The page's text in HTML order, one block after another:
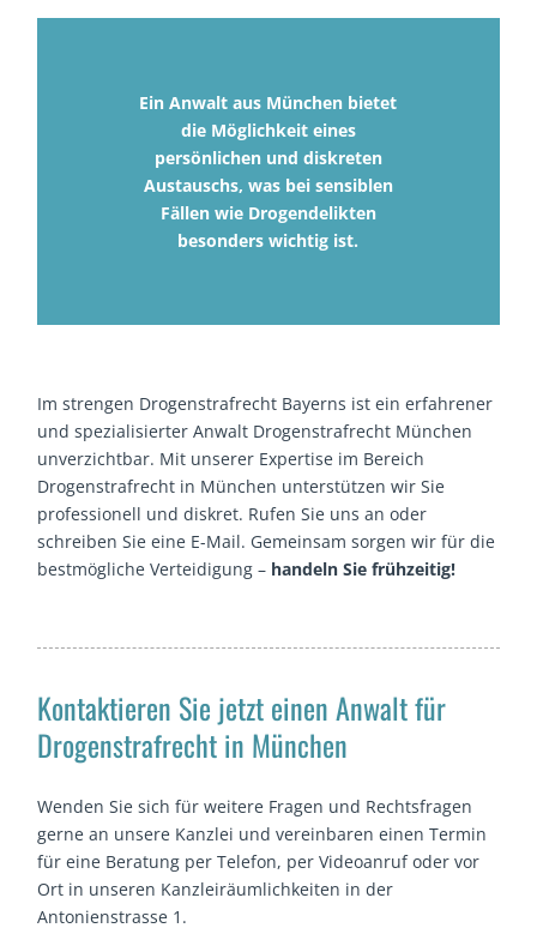
Ein Anwalt aus München bietet
die Möglichkeit eines
persönlichen und diskreten
Austauschs, was bei sensiblen
Fällen wie Drogendelikten
besonders wichtig ist.
Im strengen Drogenstrafrecht Bayerns ist ein erfahrener
und spezialisierter Anwalt Drogenstrafrecht München
unverzichtbar. Mit unserer Expertise im Bereich
Drogenstrafrecht in München unterstützen wir Sie
professionell und diskret. Rufen Sie uns an oder
schreiben Sie eine E-Mail. Gemeinsam sorgen wir für die
bestmögliche Verteidigung – handeln Sie frühzeitig!
Kontaktieren Sie jetzt einen Anwalt für
Drogenstrafrecht in München
Wenden Sie sich für weitere Fragen und Rechtsfragen
gerne an unsere Kanzlei und vereinbaren einen Termin
für eine Beratung per Telefon, per Videoanruf oder vor
Ort in unseren Kanzleiräumlichkeiten in der
Antonienstrasse 1.